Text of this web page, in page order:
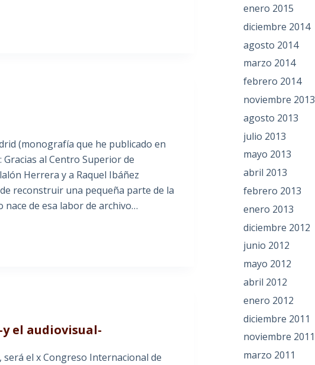
(monografía que he publicado en
al Centro Superior de
Herrera y a Raquel Ibáñez
reconstruir una pequeña parte de la
de esa labor de archivo…
el audiovisual-
será el x Congreso Internacional de
enero 2015
diciembre 2014
agosto 2014
marzo 2014
febrero 2014
noviembre 2013
agosto 2013
julio 2013
mayo 2013
abril 2013
febrero 2013
enero 2013
diciembre 2012
junio 2012
mayo 2012
abril 2012
enero 2012
diciembre 2011
noviembre 2011
marzo 2011